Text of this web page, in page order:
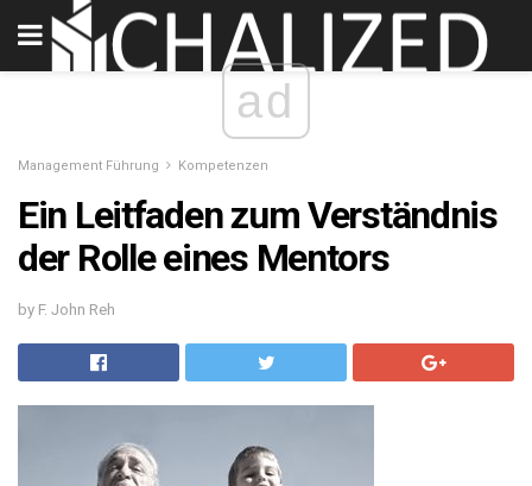
ad
Management Führung Kompetenzen
Ein Leitfaden zum Verständnis
der Rolle eines Mentors
by F. John Reh